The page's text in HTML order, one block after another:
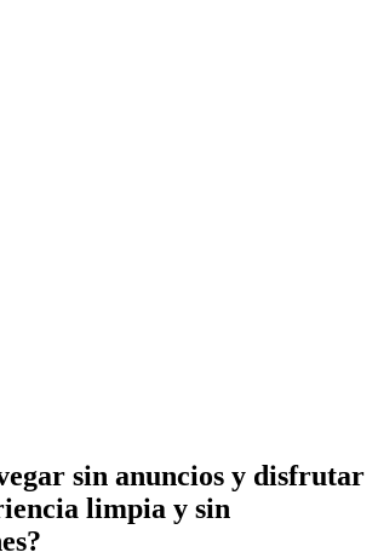
sin anuncios y disfrutar
limpia y sin